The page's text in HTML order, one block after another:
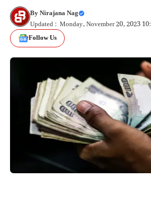
ByNirajana Nag
Updated : Monday, November 20, 2023
Follow Us